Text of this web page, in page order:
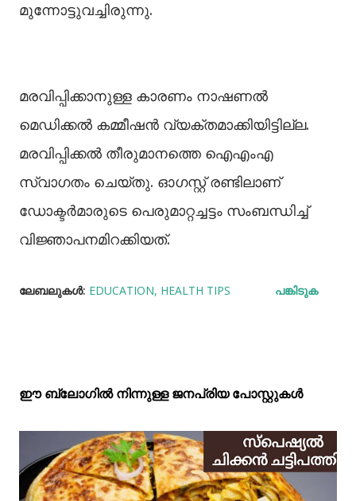
മുന്നോട്ടുവച്ചിരുന്നു.
മരവിപ്പിക്കാനുള്ള കാരണം നാഷണല്‍
മെഡിക്കല്‍ കമ്മീഷന്‍ വ്യക്തമാക്കിയിട്ടില്ല.
മരവിപ്പിക്കല്‍ തീരുമാനത്തെ ഐഎംഎ
സ്വാഗതം ചെയ്തു. ഓഗസ്റ്റ് രണ്ടിലാണ്
ഡോക്ടര്‍മാരുടെ പെരുമാറ്റച്ചട്ടം സംബന്ധിച്ച്
വിജ്ഞാപനമിറക്കിയത്.
ലേബലുകള്‍: EDUCATION HEALTH TIPS പങ്കിടുക
ഈ ബ്ലോഗിൽ നിന്നുള്ള ജനപ്രിയ പോസ്റ്റുകള്‍‌